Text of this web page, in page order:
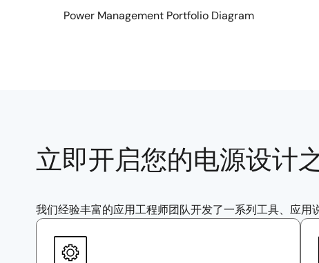
Power Management Portfolio Diagram
立即开启您的电源设计
我们经验丰富的应用工程师团队开发了一系列工具、应用